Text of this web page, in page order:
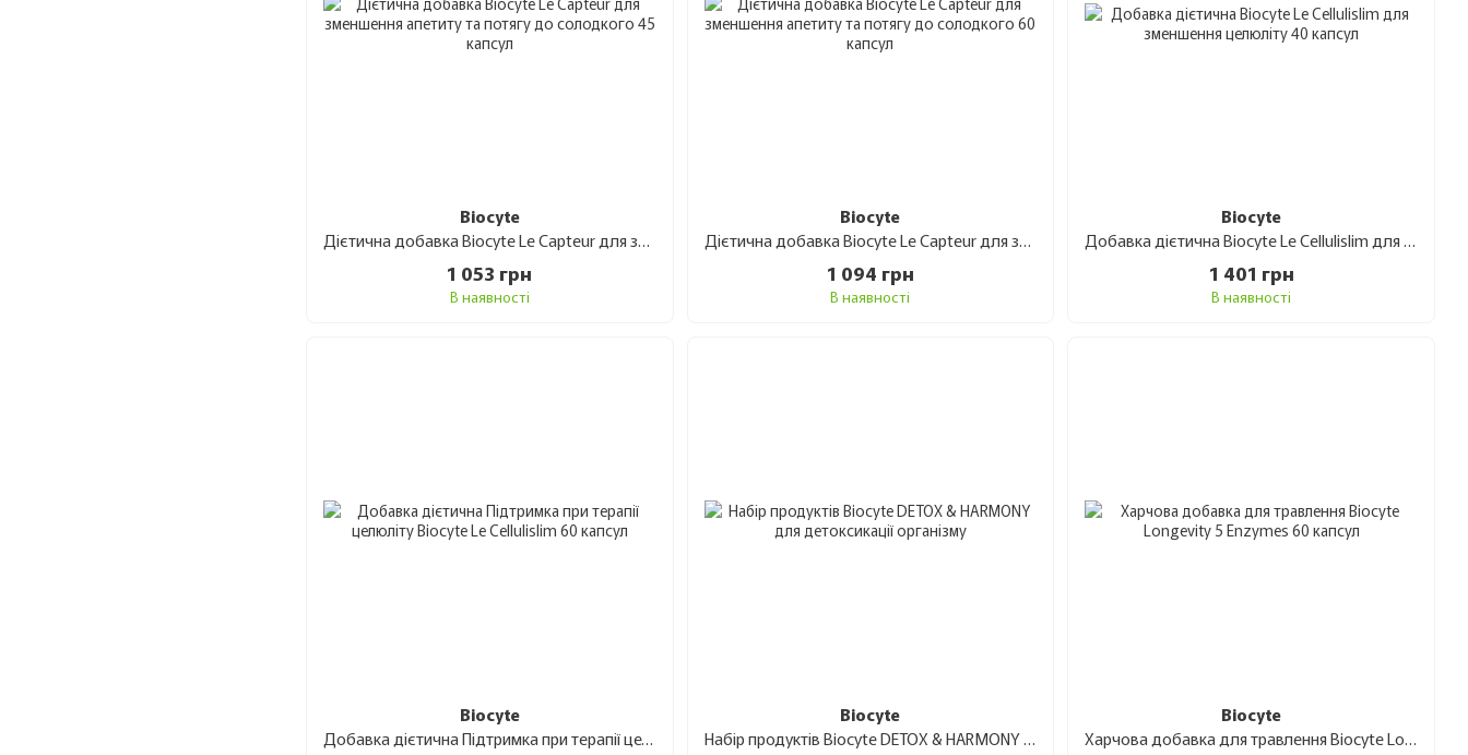
Biocyte
Дієтична добавка Biocyte Le Capteur для зменшення апетиту та потягу до солодкого 45 капсул
1 053 грн
В наявності
Biocyte
Дієтична добавка Biocyte Le Capteur для зменшення апетиту та потягу до солодкого 60 капсул
1 094 грн
В наявності
Biocyte
Добавка дієтична Biocyte Le Cellulislim для зменшення целюліту 40 капсул
1 401 грн
В наявності
Biocyte
Добавка дієтична Підтримка при терапії целюліту Biocyte Le Cellulislim 60 капсул
Biocyte
Набір продуктів Biocyte DETOX & HARMONY для детоксикації організму
Biocyte
Харчова добавка для травлення Biocyte Longevity 5 Enzymes 60 капсул